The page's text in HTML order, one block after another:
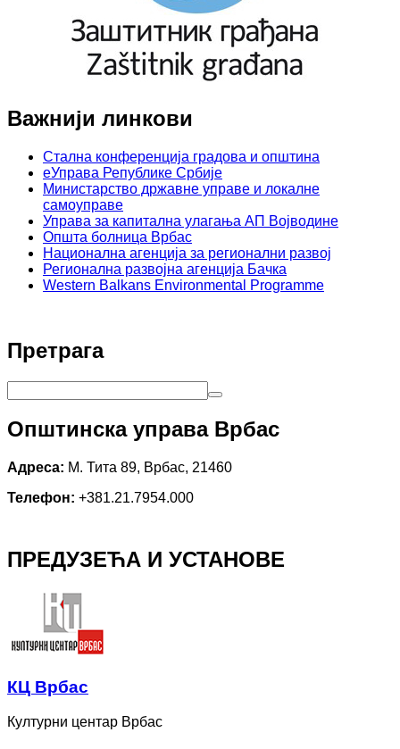
Важнији линкови
Стална конференција градова и општина
еУправа Републике Србије
Министарство државне управе и локалне
самоуправе
Управа за капитална улагања АП Војводине
Општа болница Врбас
Национална агенција за регионални развој
Регионална развојна агенција Бачка
Western Balkans Environmental Programme
Претрага
Општинска управа Врбас
Адреса: М. Тита 89, Врбас, 21460
Телефон: +381.21.7954.000
ПРЕДУЗЕЋА И УСТАНОВЕ
КЦ Врбас
Културни центар Врбас